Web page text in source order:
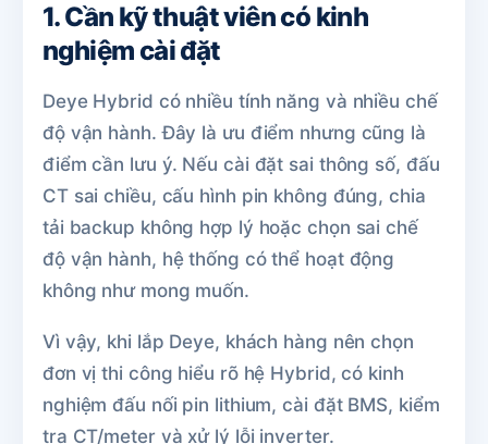
1. Cần kỹ thuật viên có kinh
nghiệm cài đặt
Deye Hybrid có nhiều tính năng và nhiều chế
độ vận hành. Đây là ưu điểm nhưng cũng là
điểm cần lưu ý. Nếu cài đặt sai thông số, đấu
CT sai chiều, cấu hình pin không đúng, chia
tải backup không hợp lý hoặc chọn sai chế
độ vận hành, hệ thống có thể hoạt động
không như mong muốn.
Vì vậy, khi lắp Deye, khách hàng nên chọn
đơn vị thi công hiểu rõ hệ Hybrid, có kinh
nghiệm đấu nối pin lithium, cài đặt BMS, kiểm
tra CT/meter và xử lý lỗi inverter.